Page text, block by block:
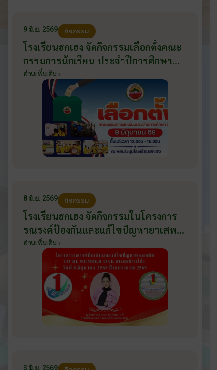
9 มิ.ย. 2569 กิจกรรม
โรงเรียนฮกเฮง จัดกิจกรรมเลือกตั้งคณะ
กรรมการนักเรียน ประจำปีการศึกษา
2569 ส่งเสริมประชาธิปไตยในโรงเรียน
วันที่ 9 มิถุนายน 2569
อ่านเพิ่มเติม ›
8 มิ.ย. 2569 กิจกรรม
โรงเรียนฮกเฮง จัดกิจกรรมในโครงการ
รณรงค์ป้องกันและแก้ไขปัญหายาเสพ
ติด TO BE NUMBER ONE อำเภอ
บ้านโป่ง ปีงบประมาณ 2569 ให้กับ
นักเรียนแกนนำ ในวันที่ 8 มิถุนายน
2569
อ่านเพิ่มเติม ›
3 มิ.ย. 2569